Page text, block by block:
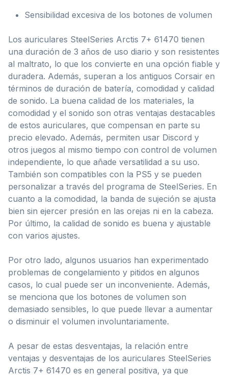
Sensibilidad excesiva de los botones de volumen
Los auriculares SteelSeries Arctis 7+ 61470 tienen
una duración de 3 años de uso diario y son resistentes
al maltrato, lo que los convierte en una opción fiable y
duradera. Además, superan a los antiguos Corsair en
términos de duración de batería, comodidad y calidad
de sonido. La buena calidad de los materiales, la
comodidad y el sonido son otras ventajas destacables
de estos auriculares, que compensan en parte su
precio elevado. Además, permiten usar Discord y
otros juegos al mismo tiempo con control de volumen
independiente, lo que añade versatilidad a su uso.
También son compatibles con la PS5 y se pueden
personalizar a través del programa de SteelSeries. En
cuanto a la comodidad, la banda de sujeción se ajusta
bien sin ejercer presión en las orejas ni en la cabeza.
Por último, la calidad de sonido es buena y ajustable
con varios ajustes.
Por otro lado, algunos usuarios han experimentado
problemas de congelamiento y pitidos en algunos
casos, lo cual puede ser un inconveniente. Además,
se menciona que los botones de volumen son
demasiado sensibles, lo que puede llevar a aumentar
o disminuir el volumen involuntariamente.
A pesar de estas desventajas, la relación entre
ventajas y desventajas de los auriculares SteelSeries
Arctis 7+ 61470 es en general positiva, ya que